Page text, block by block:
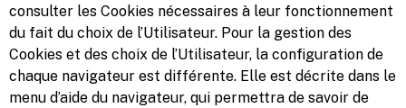
consulter les Cookies nécessaires à leur fonctionnement
du fait du choix de l’Utilisateur. Pour la gestion des
Cookies et des choix de l’Utilisateur, la configuration de
chaque navigateur est différente. Elle est décrite dans le
menu d’aide du navigateur, qui permettra de savoir de